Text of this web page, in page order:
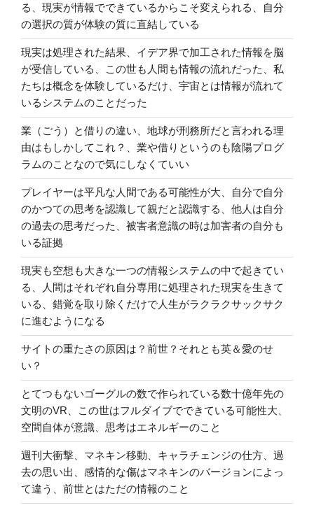
る、現実が情報でできているからこそ変えられる、自分
の選択の質が体験の質に直結している
現実は処理された結果、イデア界で加工された情報を脳
が受信している、この世も人間も情報の流れだった、私
たちは概念を体験しているだけ、宇宙とは情報が流れて
いるシステムのことだった
業（ごう）と借りの違い、地球が刑務所だと言われる理
由はもしかしてこれ？、業や借りというのも陰陽プログ
ラムのことなので気にしなくていい
プレイヤーは平凡な人間である可能性が大、自分で自分
のかつての思考を認識して親だと認識する、他人は自分
の過去の思考だった、被害者意識の時は加害者の自分も
いる証拠
現実も空想も大きな一つの情報システムの中で起きてい
る、人間はそれぞれ自分専用に処理された現実を生きて
いる、錯覚を取り除くだけで人生がラクラクサックサク
に進むようになる
サイトの重たさの原因は？前世？それとも英＆愛のせ
い？
とてつもないゴーグルの数で作られている数十億年先の
文明のVR、この世はフルダイブでできている可能性大、
空間自体が意識、思考はエネルギーのこと
週刊大衝撃、マネキン移動、キャラチェンジの仕方、過
去の思い出、感情的な傷はマネキンのバージョンによっ
て違う、前世とはただの情報のこと